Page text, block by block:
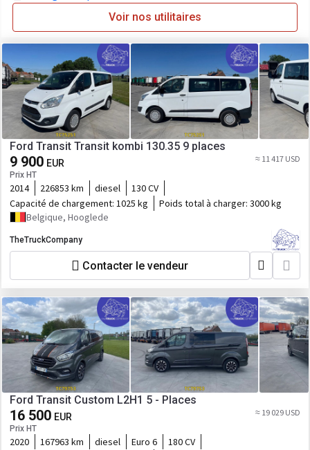
Voir nos utilitaires
Ford Transit Transit kombi 130.35 9 places
9 900 EUR
Prix HT
≈ 11 417 USD
2014 226853 km diesel
130 CV
Capacité de chargement: 1025 kg Poids total à charger: 3000 kg
Belgique, Hooglede
TheTruckCompany
Contacter le vendeur
Ford Transit Custom L2H1 5 - Places
16 500 EUR
Prix HT
≈ 19 029 USD
2020 167963 km diesel Euro 6
180 CV